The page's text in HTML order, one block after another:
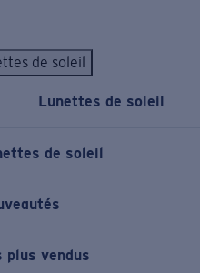
de soleil
Lunettes de soleil
de soleil
plus vendus
Nouveau